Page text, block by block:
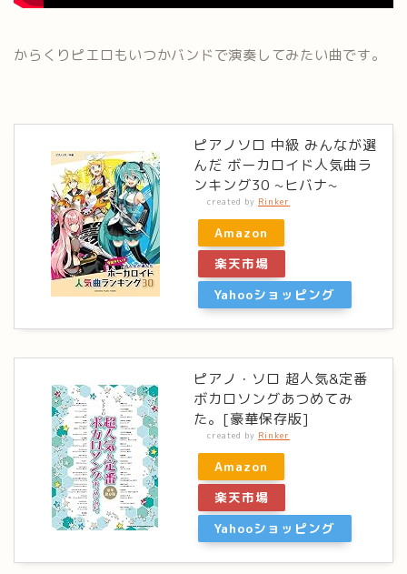
からくりピエロもいつかバンドで演奏してみたい曲です。
ピアノソロ 中級 みんなが選
んだ ボーカロイド人気曲ラ
ンキング30 ~ヒバナ~
created by Rinker
Amazon
楽天市場
Yahooショッピング
ピアノ・ソロ 超人気&定番
ボカロソングあつめてみ
た。[豪華保存版]
created by Rinker
Amazon
楽天市場
Yahooショッピング